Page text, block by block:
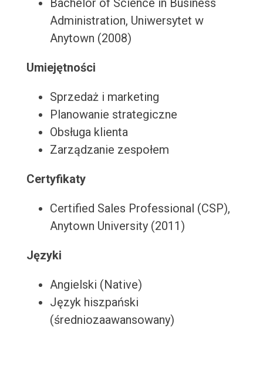
Bachelor of Science in Business
Administration, Uniwersytet w
Anytown (2008)
Umiejętności
Sprzedaż i marketing
Planowanie strategiczne
Obsługa klienta
Zarządzanie zespołem
Certyfikaty
Certified Sales Professional (CSP),
Anytown University (2011)
Języki
Angielski (Native)
Język hiszpański
(średniozaawansowany)